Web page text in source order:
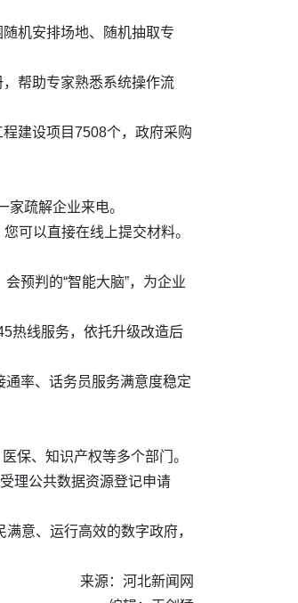
机安排场地、随机抽取专
帮助专家熟悉系统操作流
建设项目7508个，政府采购
疏解企业来电。
可以直接在线上提交材料。
预判的“智能大脑”，为企业
热线服务，依托升级改造后
率、话务员服务满意度稳定
保、知识产权等多个部门。
理公共数据资源登记申请
意、运行高效的数字政府，
来源：河北新闻网